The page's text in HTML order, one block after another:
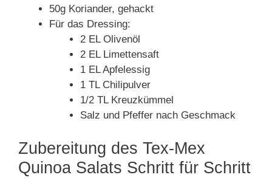
50g Koriander, gehackt
Für das Dressing:
2 EL Olivenöl
2 EL Limettensaft
1 EL Apfelessig
1 TL Chilipulver
1/2 TL Kreuzkümmel
Salz und Pfeffer nach Geschmack
Zubereitung des Tex-Mex
Quinoa Salats Schritt für Schritt